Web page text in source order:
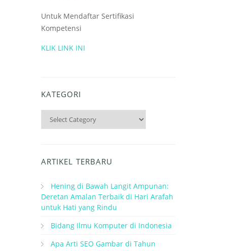
Untuk Mendaftar Sertifikasi
Kompetensi
KLIK LINK INI
KATEGORI
Kategori
ARTIKEL TERBARU
Hening di Bawah Langit Ampunan:
Deretan Amalan Terbaik di Hari Arafah
untuk Hati yang Rindu
Bidang Ilmu Komputer di Indonesia
Apa Arti SEO Gambar di Tahun